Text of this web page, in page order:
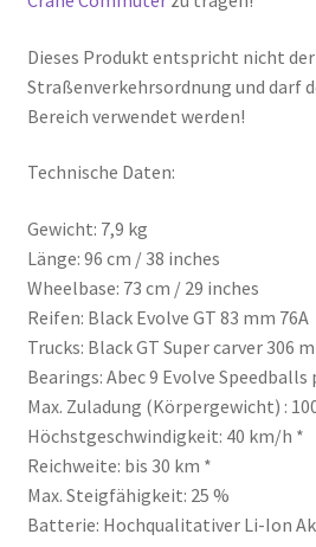
Dieses Produkt entspricht nicht
Straßenverkehrsordnung und darf
Bereich verwendet werden!
Technische Daten:
Gewicht: 7,9 kg
Länge: 96 cm / 38 inches
Wheelbase: 73 cm / 29 inches
Reifen: Black Evolve GT 83 mm 76A
Trucks: Black GT Super carver 306
Bearings: Abec 9 Evolve
Max. Zuladung (Körpergewicht) :
Höchstgeschwindigkeit: 40 km/h *
Reichweite: bis 30 km *
Max. Steigfähigkeit: 25 %
Batterie: Hochqualitativer Li-Ion